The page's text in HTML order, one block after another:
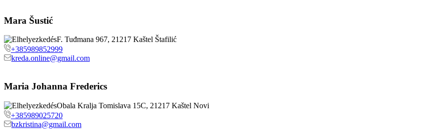
Mara Šustić
F. Tuđmana 967, 21217 Kaštel Štafilić
+385989852999
kreda.online@gmail.com
Maria Johanna Frederics
Obala Kralja Tomislava 15C, 21217 Kaštel Novi
+385989025720
bzkristina@gmail.com